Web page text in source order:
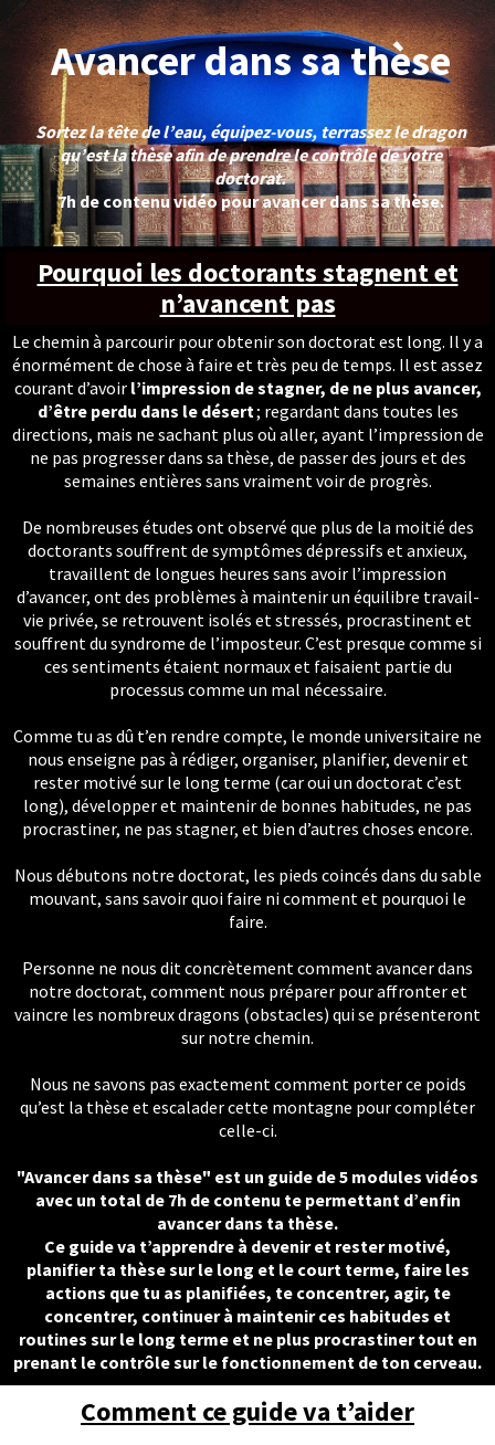
Avancer dans sa thèse
Sortez la tête de l’eau, équipez-vous, terrassez le dragon
qu’est la thèse afin de prendre le contrôle de votre
doctorat.
7h de contenu vidéo pour avancer dans sa thèse.
Pourquoi les doctorants stagnent et
n’avancent pas
Le chemin à parcourir pour obtenir son doctorat est long. Il y a
énormément de chose à faire et très peu de temps. Il est assez
courant d’avoirl’impression de stagner, de ne plus avancer,
d’être perdu dans le désert; regardant dans toutes les
directions, mais ne sachant plus où aller, ayant l’impression de
ne pas progresser dans sa thèse, de passer des jours et des
semaines entières sans vraiment voir de progrès.
De nombreuses études ont observé que plus de la moitié des
doctorants souffrent de symptômes dépressifs et anxieux,
travaillent de longues heures sans avoir l’impression
d’avancer, ont des problèmes à maintenir un équilibre travail-
vie privée, se retrouvent isolés et stressés, procrastinent et
souffrent du syndrome de l’imposteur. C’est presque comme si
ces sentiments étaient normaux et faisaient partie du
processus comme un mal nécessaire.
Comme tu as dû t’en rendre compte, le monde universitaire ne
nous enseigne pas à rédiger, organiser, planifier, devenir et
rester motivé sur le long terme (car oui un doctorat c’est
long), développer et maintenir de bonnes habitudes, ne pas
procrastiner, ne pas stagner, et bien d’autres choses encore.
Nous débutons notre doctorat, les pieds coincés dans du sable
mouvant, sans savoir quoi faire ni comment et pourquoi le
faire.
Personne ne nous dit concrètement comment avancer dans
notre doctorat, comment nous préparer pour affronter et
vaincre les nombreux dragons (obstacles) qui se présenteront
sur notre chemin.
Nous ne savons pas exactement comment porter ce poids
qu’est la thèse et escalader cette montagne pour compléter
celle-ci.
"Avancer dans sa thèse" est un guide de 5 modules vidéos
avec un total de 7h de contenu te permettant d’enfin
avancer dans ta thèse.
Ce guide va t’apprendre à devenir et rester motivé,
planifier ta thèse sur le long et le court terme, faire les
actions que tu as planifiées, te concentrer, agir, te
concentrer, continuer à maintenir ces habitudes et
routines sur le long terme et ne plus procrastiner tout en
prenant le contrôle sur le fonctionnement de ton cerveau.
Comment ce guide va t’aider